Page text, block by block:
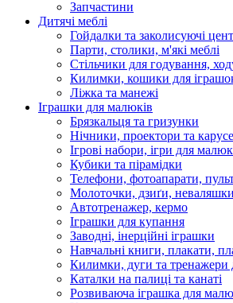
Запчастини
Дитячі меблі
Гойдалки та заколисуючі
Парти, столики, м'які меблі
Стільчики для годування,
Килимки, кошики для
Ліжка та манежі
Іграшки для малюків
Брязкальця та гризунки
Нічники, проектори та
Ігрові набори, ігри для
Кубики та пірамідки
Телефони, фотоапарати,
Молоточки, дзиґи, неваляшки
Автотренажер, кермо
Іграшки для купання
Заводні, інерційні іграшки
Навчальні книги, плакати,
Килимки, дуги та тренажери
Каталки на палиці та канаті
Розвиваюча іграшка для